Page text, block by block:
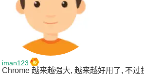
iman123
Chrome 越来越强大, 越来越好用了, 不过